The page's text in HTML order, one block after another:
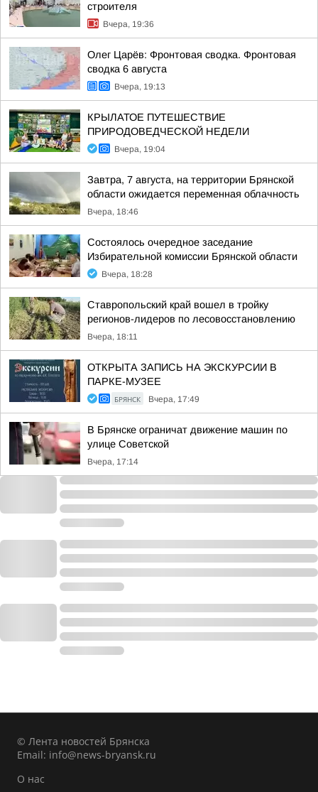
строителя
Вчера, 19:36
Олег Царёв: Фронтовая сводка. Фронтовая
сводка 6 августа
Вчера, 19:13
КРЫЛАТОЕ ПУТЕШЕСТВИЕ
ПРИРОДОВЕДЧЕСКОЙ НЕДЕЛИ
Вчера, 19:04
Завтра, 7 августа, на территории Брянской
области ожидается переменная облачность
Вчера, 18:46
Состоялось очередное заседание
Избирательной комиссии Брянской области
Вчера, 18:28
Ставропольский край вошел в тройку
регионов-лидеров по лесовосстановлению
Вчера, 18:11
ОТКРЫТА ЗАПИСЬ НА ЭКСКУРСИИ В
ПАРКЕ-МУЗЕЕ
БРЯНСК Вчера, 17:49
В Брянске ограничат движение машин по
улице Советской
Вчера, 17:14
© Лента новостей Брянска
Email: info@news-bryansk.ru
О нас